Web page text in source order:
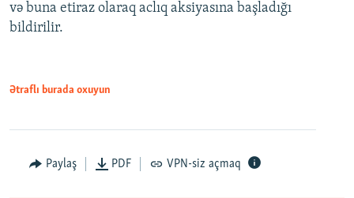
1080p
və buna etiraz olaraq aclıq aksiyasına başladığı
bildirilir.
Ətraflı burada oxuyun
Paylaş PDF VPN-siz açmaq